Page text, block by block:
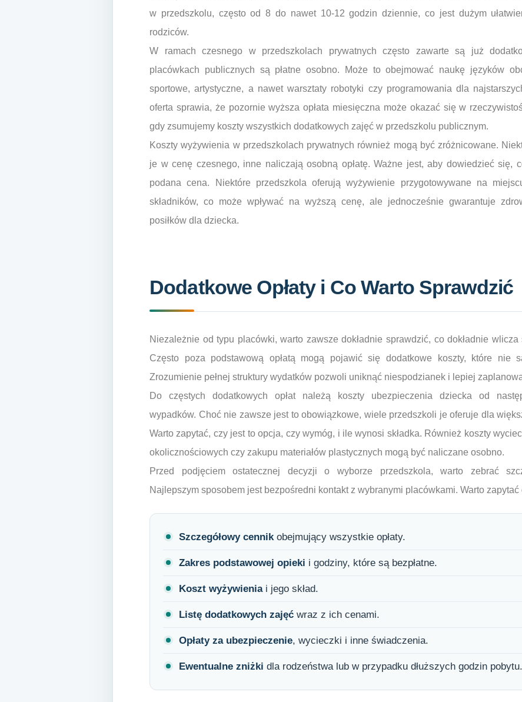
w przedszkolu, często od 8 do nawet 10-12 godzin dziennie, co jest dużym
rodziców.
W ramach czesnego w przedszkolach prywatnych często zawarte są już
placówkach publicznych są płatne osobno. Może to obejmować naukę języków
sportowe, artystyczne, a nawet warsztaty robotyki czy programowania dla
oferta sprawia, że pozornie wyższa opłata miesięczna może okazać się w
gdy zsumujemy koszty wszystkich dodatkowych zajęć w przedszkolu publicznym.
Koszty wyżywienia w przedszkolach prywatnych również mogą być zróżnicowane.
je w cenę czesnego, inne naliczają osobną opłatę. Ważne jest, aby dowiedzieć się,
podana cena. Niektóre przedszkola oferują wyżywienie przygotowywane na
składników, co może wpływać na wyższą cenę, ale jednocześnie gwarantuje
posiłków dla dziecka.
Dodatkowe Opłaty i Co Warto Sprawdzić
Niezależnie od typu placówki, warto zawsze dokładnie sprawdzić, co dokładnie
Często poza podstawową opłatą mogą pojawić się dodatkowe koszty, które nie
Zrozumienie pełnej struktury wydatków pozwoli uniknąć niespodzianek i lepiej
Do częstych dodatkowych opłat należą koszty ubezpieczenia dziecka od
wypadków. Choć nie zawsze jest to obowiązkowe, wiele przedszkoli je oferuje dla
Warto zapytać, czy jest to opcja, czy wymóg, i ile wynosi składka. Również koszty
okolicznościowych czy zakupu materiałów plastycznych mogą być naliczane osobno.
Przed podjęciem ostatecznej decyzji o wyborze przedszkola, warto zebrać
Najlepszym sposobem jest bezpośredni kontakt z wybranymi placówkami. Warto zapytać
Szczegółowy cennikobejmujący wszystkie opłaty.
Zakres podstawowej opieki i godziny, które są bezpłatne.
Koszt wyżywieniai jego skład.
Listę dodatkowych zajęć wraz z ich cenami.
Opłaty za ubezpieczenie, wycieczki i inne świadczenia.
Ewentualne zniżki dla rodzeństwa lub w przypadku dłuższych godzin pobytu.